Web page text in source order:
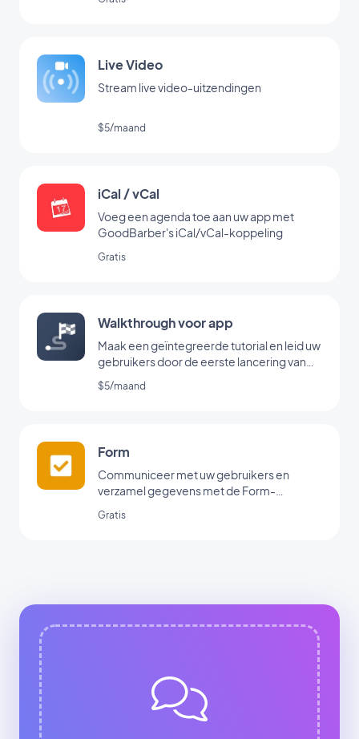
Live Video
Stream live video-uitzendingen
$5/maand
iCal / vCal
Voeg een agenda toe aan uw app met
GoodBarber's iCal/vCal-koppeling
Gratis
Walkthrough voor app
Maak een geïntegreerde tutorial en leid uw
gebruikers door de eerste lancering van
uw app
$5/maand
Form
Communiceer met uw gebruikers en
verzamel gegevens met de Form-
Gratis